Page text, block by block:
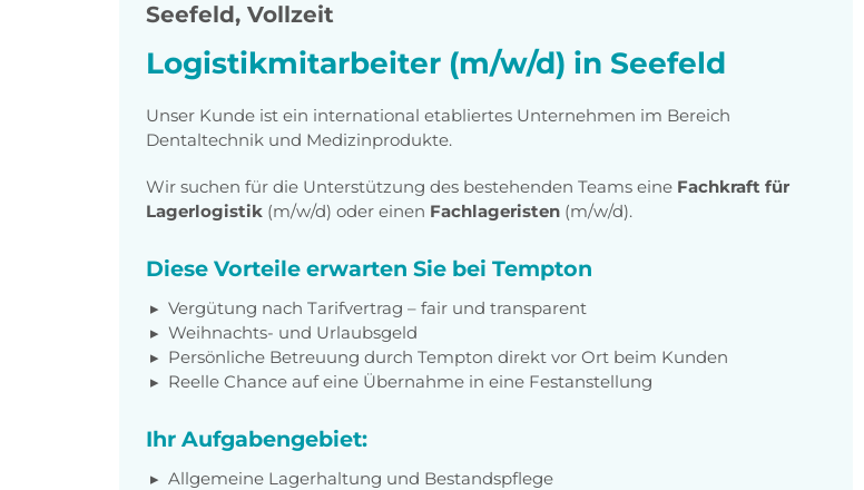
Seefeld, Vollzeit
Logistikmitarbeiter (m/w/d) in Seefeld
Unser Kunde ist ein international etabliertes Unternehmen im Bereich
Dentaltechnik und Medizinprodukte.
Wir suchen für die Unterstützung des bestehenden Teams eine Fachkraft für
Lagerlogistik (m/w/d) oder einen Fachlageristen (m/w/d).
Diese Vorteile erwarten Sie bei Tempton
Vergütung nach Tarifvertrag – fair und transparent
Weihnachts- und Urlaubsgeld
Persönliche Betreuung durch Tempton direkt vor Ort beim Kunden
Reelle Chance auf eine Übernahme in eine Festanstellung
Ihr Aufgabengebiet:
Allgemeine Lagerhaltung und Bestandspflege